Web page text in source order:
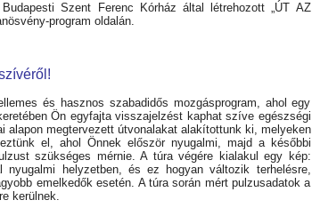
Szent Ferenc Kórház által létrehozott „ÚT AZ
program oldalán.
és hasznos szabadidős mozgásprogram, ahol egy
Ön egyfajta visszajelzést kaphat szíve egészségi
alapon megtervezett útvonalakat alakítottunk ki, melyeken
el, ahol Önnek először nyugalmi, majd a későbbi
szükséges mérnie. A túra végére kialakul egy kép:
nyugalmi helyzetben, és ez hogyan változik terhelésre,
emelkedők esetén. A túra során mért pulzusadatok a
kerülnek.